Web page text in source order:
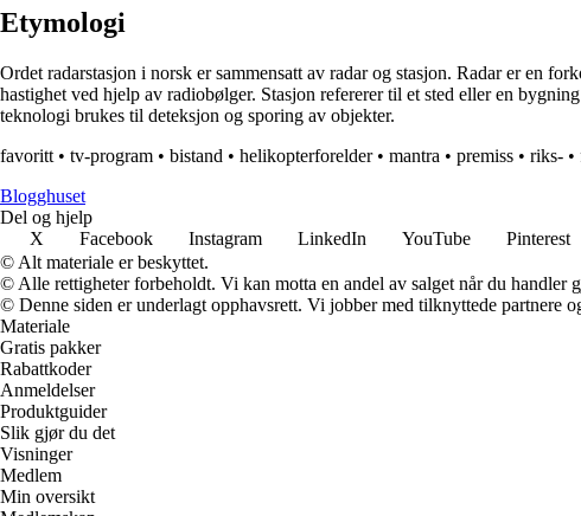
Etymologi
Ordet radarstasjon i norsk er sammensatt av radar og stasjon. Radar er en
hastighet ved hjelp av radiobølger. Stasjon refererer til et sted eller en
teknologi brukes til deteksjon og sporing av objekter.
favoritt • tv-program • bistand • helikopterforelder• mantra • premiss • riks- •
Blogghuset
Del og hjelp
X
Facebook Instagram LinkedIn YouTube Pinterest
© Alt materiale er beskyttet.
© Alle rettigheter forbeholdt. Vi kan motta en andel av salget når du handler
© Denne siden er underlagt opphavsrett. Vi jobber med tilknyttede partnere
Materiale
Gratis pakker
Rabattkoder
Anmeldelser
Produktguider
Slik gjør du det
Visninger
Medlem
Min oversikt